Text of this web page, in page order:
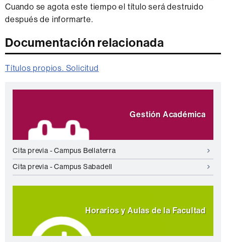
Cuando se agota este tiempo el título será destruido
después de informarte.
Documentación relacionada
Títulos propios. Solicitud
Información
Destacamos
Gestión Académica
Cita previa - Campus Bellaterra
Cita previa - Campus Sabadell
Horarios y Aulas de la Facultad